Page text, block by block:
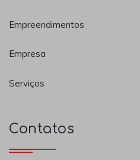
Empreendimentos
Empresa
Serviços
Contatos